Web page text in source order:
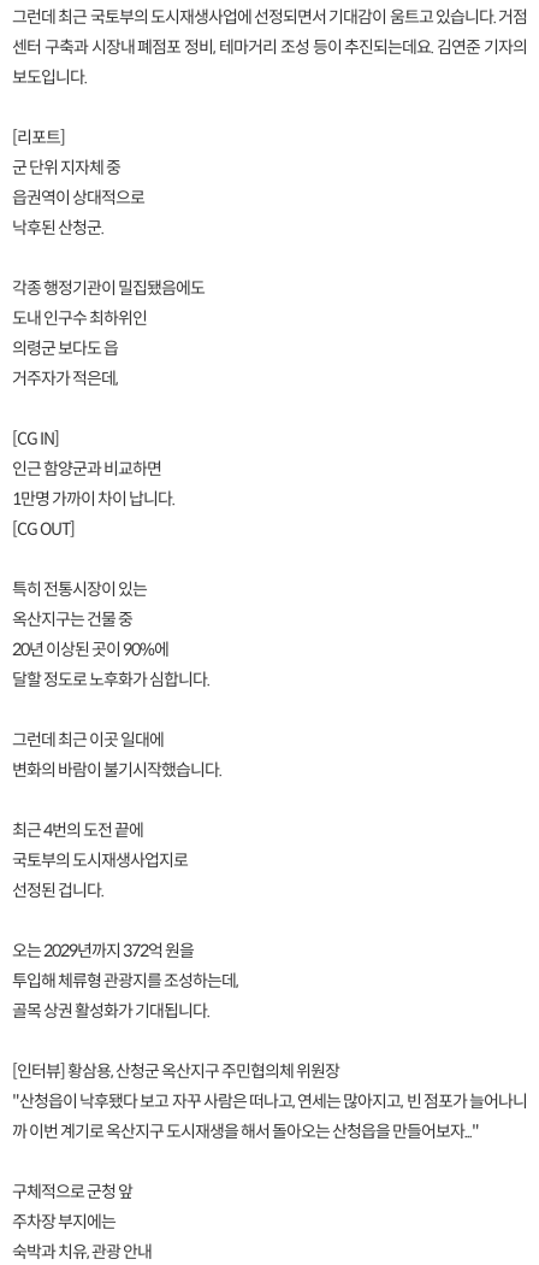
그런데 최근 국토부의 도시재생사업에 선정되면서 기대감이 움트고 있습니다. 거점
센터 구축과 시장내 폐점포 정비, 테마거리 조성 등이 추진되는데요. 김연준 기자의
보도입니다.
[리포트]
군 단위 지자체 중
읍권역이 상대적으로
낙후된 산청군.
각종 행정기관이 밀집됐음에도
도내 인구수 최하위인
의령군 보다도 읍
거주자가 적은데,
[CG IN]
인근 함양군과 비교하면
1만명 가까이 차이 납니다.
[CG OUT]
특히 전통시장이 있는
옥산지구는 건물 중
20년 이상된 곳이 90%에
달할 정도로 노후화가 심합니다.
그런데 최근 이곳 일대에
변화의 바람이 불기시작했습니다.
최근 4번의 도전 끝에
국토부의 도시재생사업지로
선정된 겁니다.
오는 2029년까지 372억 원을
투입해 체류형 관광지를 조성하는데,
골목 상권 활성화가 기대됩니다.
[인터뷰] 황삼용, 산청군 옥산지구 주민협의체 위원장
"산청읍이 낙후됐다 보고 자꾸 사람은 떠나고, 연세는 많아지고, 빈 점포가 늘어나니
까 이번 계기로 옥산지구 도시재생을 해서 돌아오는 산청읍을 만들어보자..."
구체적으로 군청 앞
주차장 부지에는
숙박과 치유, 관광 안내